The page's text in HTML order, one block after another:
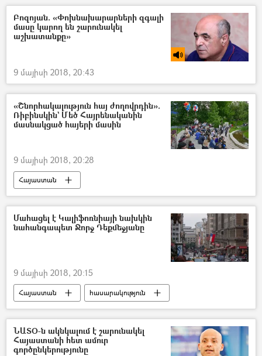
Բոզոյան. «Փոխնախարարների զգալի
մասը կարող են շարունակել
աշխատանքը»
9 մայիսի 2018, 20:43
«Շնորհակալություն հայ ժողովրդին».
Ռիբինսկին` Մեծ Հայրենականին
մասնակցած հայերի մասին
9 մայիսի 2018, 20:28
Հայաստան
Մահացել է Կալիֆոռնիայի նախկին
նահանգապետ Ջորջ Դեքմեջյանը
9 մայիսի 2018, 20:15
Հայաստան հասարակություն
ՆԱՏՕ-ն ակնկալում է շարունակել
Հայաստանի հետ ամուր
գործընկերությունը